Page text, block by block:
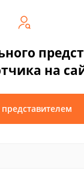
на
представителем